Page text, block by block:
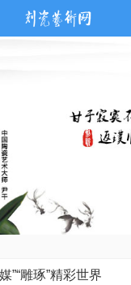
”“雕琢”精彩世界